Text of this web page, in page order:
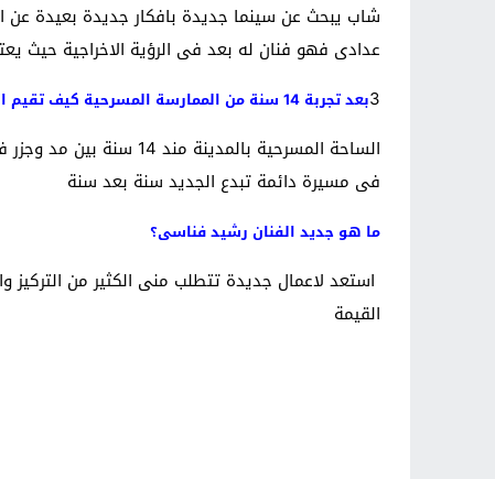
شاب يبحث عن سينما جديدة بافكار جديدة بعيدة عن
عدادى فهو فنان له بعد فى الرؤية الاخراجية حيث
3بعد تجربة 14 سنة من الممارسة المسرحية كيف تقيم الساحة المسرحية بالمدينة؟
الساحة المسرحية
فى مسيرة دائمة تبدع الجديد سنة بعد سنة
ما هو جديد الفنان رشيد فناسى؟
استعد لاعمال جديدة تتطلب منى الكثير من
القيمة